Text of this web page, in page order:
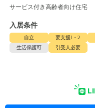
サービス付き高齢者向け住宅
入居条件
自立 要支援1・2
生活保護可
引受人必要